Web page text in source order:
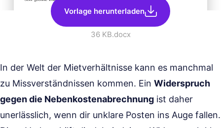
Vorlage herunterladen
36 KB.docx
In der Welt der Mietverhältnisse kann es manchmal
zu Missverständnissen kommen. Ein Widerspruch
gegen die Nebenkostenabrechnung ist daher
unerlässlich, wenn dir unklare Posten ins Auge fallen.